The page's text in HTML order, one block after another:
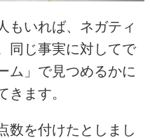
いれば、ネガティ
同じ事実に対してで
ム」で見つめるかに
きます。
数を付けたとしまし